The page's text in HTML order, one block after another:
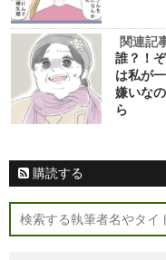
関連記
誰？！
は私が
嫌いな
ら
購読する